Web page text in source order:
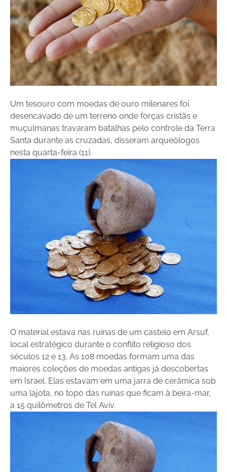
Um tesouro com moedas de ouro milenares foi
desencavado de um terreno onde forças cristãs e
muçulmanas travaram batalhas pelo controle da Terra
Santa durante as cruzadas, disseram arqueólogos
nesta quarta-feira (11).
O material estava nas ruínas de um castelo em Arsuf,
local estratégico durante o conflito religioso dos
séculos 12 e 13. As 108 moedas formam uma das
maiores coleções de moedas antigas já descobertas
em Israel. Elas estavam em uma jarra de cerâmica sob
uma lajota, no topo das ruínas que ficam à beira-mar,
a 15 quilômetros de Tel Aviv.